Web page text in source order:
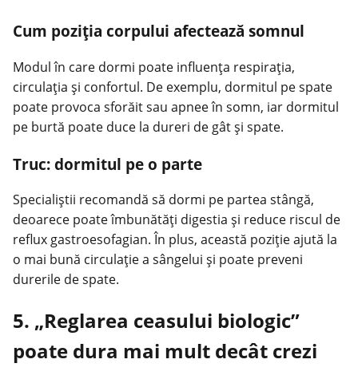
Cum poziția corpului afectează somnul
Modul în care dormi poate influența respirația,
circulația și confortul. De exemplu, dormitul pe spate
poate provoca sforăit sau apnee în somn, iar dormitul
pe burtă poate duce la dureri de gât și spate.
Truc: dormitul pe o parte
Specialiștii recomandă să dormi pe partea stângă,
deoarece poate îmbunătăți digestia și reduce riscul de
reflux gastroesofagian. În plus, această poziție ajută la
o mai bună circulație a sângelui și poate preveni
durerile de spate.
5. „Reglarea ceasului biologic”
poate dura mai mult decât crezi